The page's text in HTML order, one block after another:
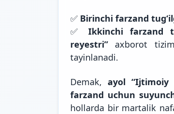
✅ Birinchi farzand
✅Ikkinchi farzand
reyestri” axborot
tayinlanadi.
Demak, ayol “Ijtimoiy
farzand uchun
hollarda bir martalik